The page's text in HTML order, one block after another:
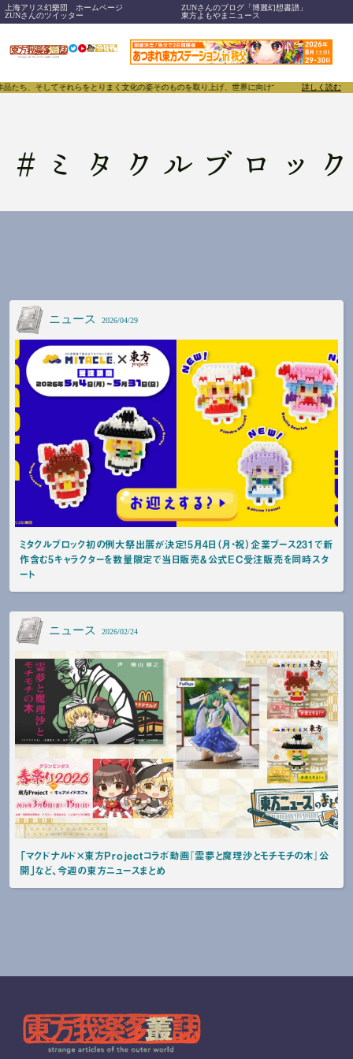
上海アリス幻樂団 ホームページ
ZUNさんのブログ「博麗幻想書譜」
ZUNさんのツイッター
東方よもやまニュース
、そしてそれらをとりまく文化の姿そのものを取り上げ、世界に向けて誇らしく発信するこ
詳しく読む
# ミタクルブロッ
ニュース 2026/04/29
ミタクルブロック初の例大祭出展が決定！5月4日（月・祝）企業ブース231で新
作含む5キャラクターを数量限定で当日販売＆公式EC受注販売を同時スタ
ート
ニュース 2026/02/24
「マクドナルド×東方Projectコラボ動画『霊夢と魔理沙とモチモチの木』公
開」など、今週の東方ニュースまとめ